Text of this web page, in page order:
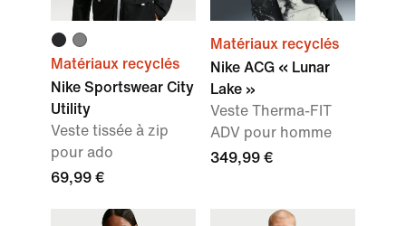
Matériaux recyclés
Nike Sportswear City
Utility
Veste tissée à zip
pour ado
69,99 €
Matériaux recyclés
Nike ACG « Lunar
Lake »
Veste Therma-FIT
ADV pour homme
349,99 €